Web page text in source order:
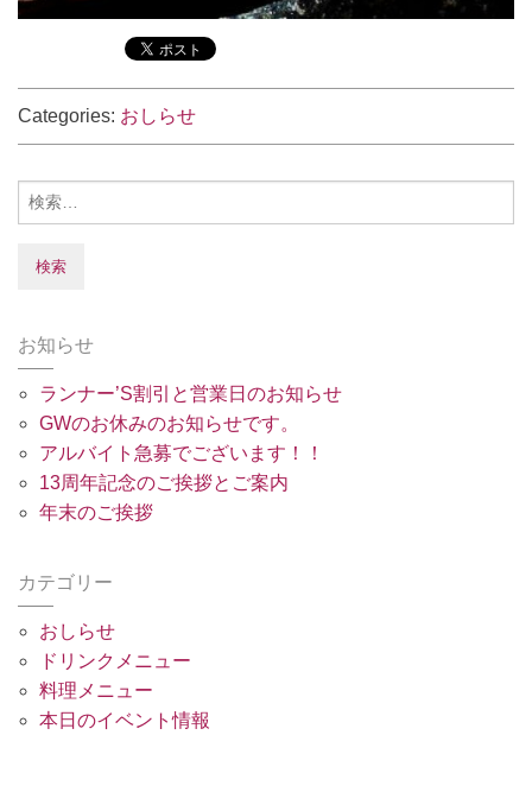
Categories: おしらせ
お知らせ
ランナー’S割引と営業日のお知らせ
GWのお休みのお知らせです。
アルバイト急募でございます！！
13周年記念のご挨拶とご案内
年末のご挨拶
カテゴリー
おしらせ
ドリンクメニュー
料理メニュー
本日のイベント情報